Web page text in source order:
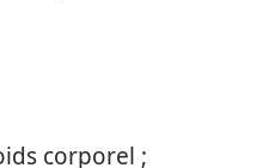
corporel ;